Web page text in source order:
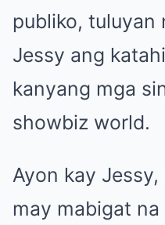
publiko, tuluyan
Jessy ang
kanyang mga
showbiz world.
Ayon kay
may mabigat